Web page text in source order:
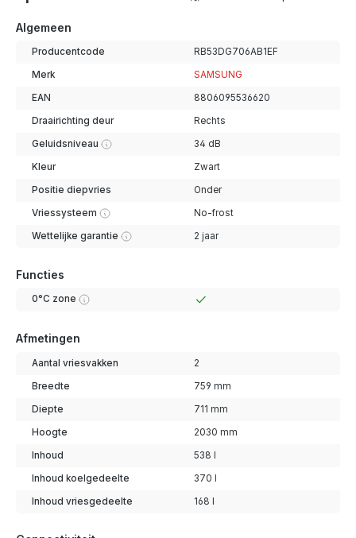
Algemeen
Producentcode RB53DG706AB1EF
Merk SAMSUNG
EAN 8806095536620
Draairichting deur Rechts
Geluidsniveau 34 dB
Kleur Zwart
Positie diepvries Onder
Vriessysteem No-frost
Wettelijke garantie 2 jaar
Functies
0°C zone
Afmetingen
Aantal vriesvakken 2
Breedte 759 mm
Diepte 711 mm
Hoogte 2030 mm
Inhoud 538 l
Inhoud koelgedeelte 370 l
Inhoud vriesgedeelte 168 l